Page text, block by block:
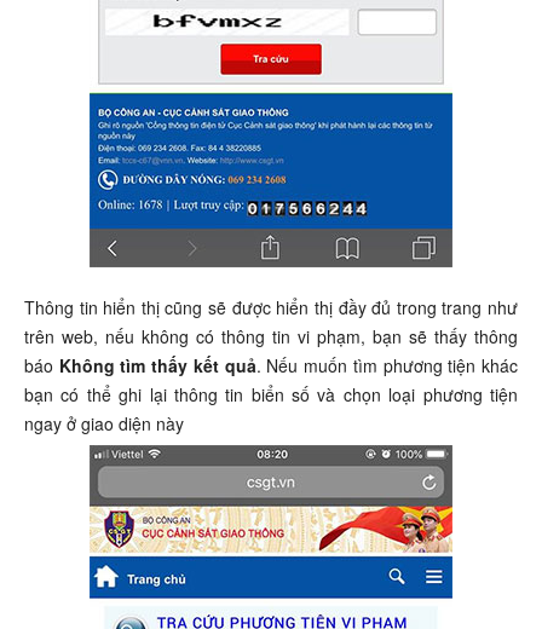
Thông tin hiển thị cũng sẽ được hiển thị đầy đủ trong trang như
trên web, nếu không có thông tin vi phạm, bạn sẽ thấy thông
báo Không tìm thấy kết quả. Nếu muốn tìm phương tiện khác
bạn có thể ghi lại thông tin biển số và chọn loại phương tiện
ngay ở giao diện này